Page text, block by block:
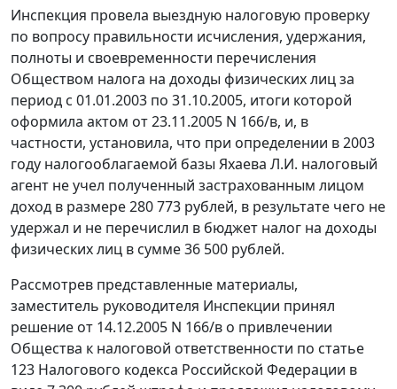
Инспекция провела выездную налоговую проверку
по вопросу правильности исчисления, удержания,
полноты и своевременности перечисления
Обществом налога на доходы физических лиц за
период с 01.01.2003 по 31.10.2005, итоги которой
оформила актом от 23.11.2005 N 166/в, и, в
частности, установила, что при определении в 2003
году налогооблагаемой базы Яхаева Л.И. налоговый
агент не учел полученный застрахованным лицом
доход в размере 280 773 рублей, в результате чего не
удержал и не перечислил в бюджет налог на доходы
физических лиц в сумме 36 500 рублей.
Рассмотрев представленные материалы,
заместитель руководителя Инспекции принял
решение от 14.12.2005 N 166/в о привлечении
Общества к налоговой ответственности по статье
123 Налогового кодекса Российской Федерации в